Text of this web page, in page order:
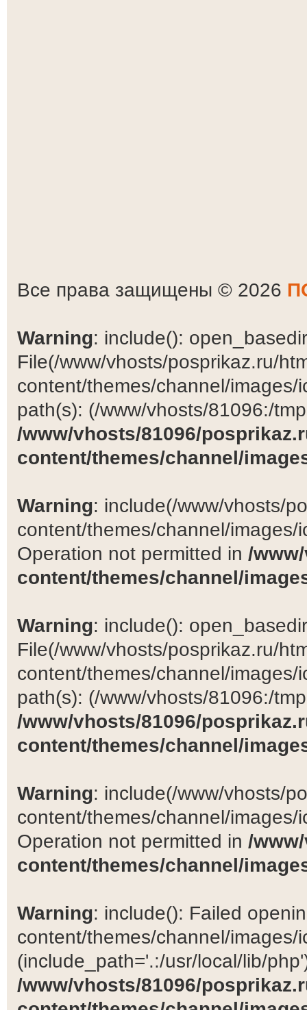
Все права защищены © 2026
Warning: include():
File(/www/vhosts/posprikaz.ru/
content/themes/channel/
path(s): (/www/vhosts/81096:/
/www/vhosts/81096/
content/themes/channel/
Warning: include(/www/vhosts/
content/themes/channel/
Operation not permitted in /
content/themes/channel/
Warning: include():
File(/www/vhosts/posprikaz.ru/
content/themes/channel/
path(s): (/www/vhosts/81096:/
/www/vhosts/81096/
content/themes/channel/
Warning: include(/www/vhosts/
content/themes/channel/
Operation not permitted in /
content/themes/channel/
Warning: include(): Failed
content/themes/channel/images/
(include_path='.:/usr/local/lib/
/www/vhosts/81096/